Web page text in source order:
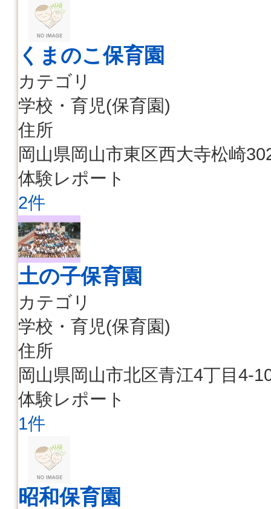
くまのこ保育園
カテゴリ
学校・育児(保育園)
住所
岡山県岡山市東区西大寺松崎
体験レポート
2件
土の子保育園
カテゴリ
学校・育児(保育園)
住所
岡山県岡山市北区青江4丁目4-
体験レポート
1件
昭和保育園